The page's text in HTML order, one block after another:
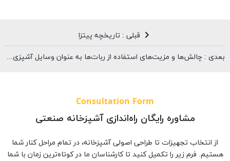
قبلی : تاریخچه پیتزا
بعدی : چالش‌ها و مزیت‌های استفاده از ربات‌ها به عنوان وسایل آشپزی
Consultation Form
مشاوره رایگان راه‌اندازی آشپزخانه صنعتی
از انتخاب تجهیزات تا طراحی اصولی آشپزخانه، در تمام مراحل کنار شما
هستیم. فرم زیر را تکمیل کنید تا کارشناسان ما در کوتاه‌ترین زمان با شما